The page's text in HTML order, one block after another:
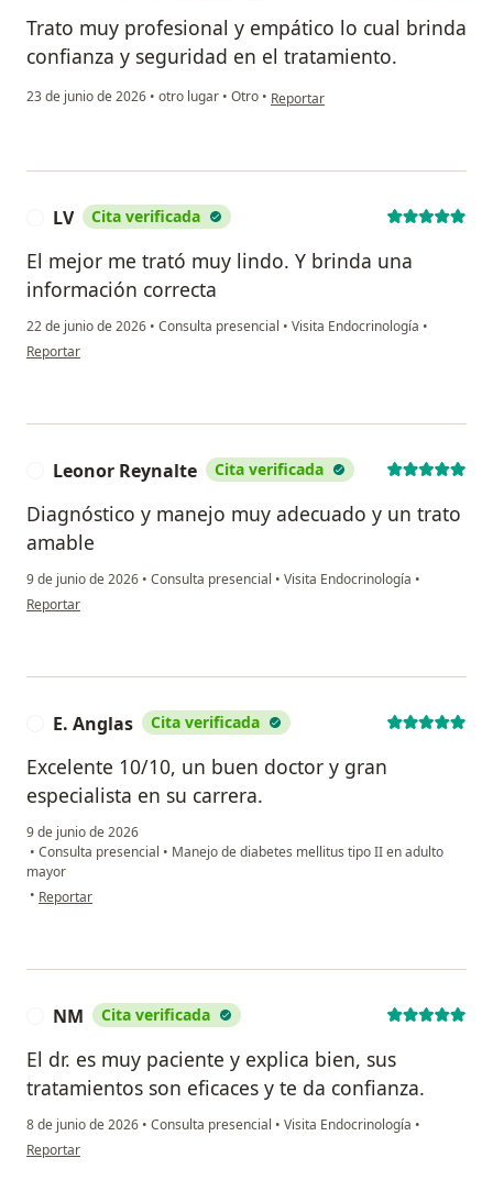
Trato muy profesional y empático lo cual brinda
confianza y seguridad en el tratamiento.
23 de junio de 2026 • otro lugar • Otro • en opinión del usuario MLVO
Reportar
LV Cita verificada
El mejor me trató muy lindo. Y brinda una
información correcta
22 de junio de 2026 • Consulta presencial • Visita Endocrinología •
en opinión del usuario LV
Reportar
Leonor Reynalte Cita verificada
Diagnóstico y manejo muy adecuado y un trato
amable
9 de junio de 2026 • Consulta presencial • Visita Endocrinología •
en opinión del usuario Leonor Reynalte
Reportar
E. Anglas Cita verificada
Excelente 10/10, un buen doctor y gran
especialista en su carrera.
9 de junio de 2026
• Consulta presencial • Manejo de diabetes mellitus tipo II en adulto
mayor
• en opinión del usuario E. Anglas
Reportar
NM Cita verificada
El dr. es muy paciente y explica bien, sus
tratamientos son eficaces y te da confianza.
8 de junio de 2026 • Consulta presencial • Visita Endocrinología •
en opinión del usuario NM
Reportar